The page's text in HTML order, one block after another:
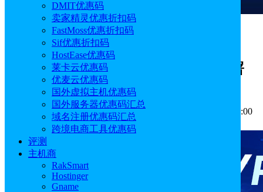
DMIT优惠码
卖家精灵优惠折扣码
FastMoss优惠折扣码
Sif优惠折扣码
HostEase优惠码
莱卡云优惠码
优麦云优惠码
国外虚拟主机优惠码
国外服务器优惠码汇总
域名注册优惠码汇总
跨境电商工具优惠码
评测
主机商
RakSmart
Hostinger
Gname
七牛云教程：全栈应用服务器一键部署
OpenClaw
作者: Emily 分类:主机教程
发布时间: 2026.05.06 18:08:00
更新于: 2026.05.06 18:08:00